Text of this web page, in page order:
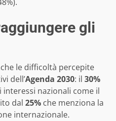
gli
le difficoltà percepite
dell’Agenda 2030: il 30%
nazionali come il
dal 25% che menziona la
internazionale.